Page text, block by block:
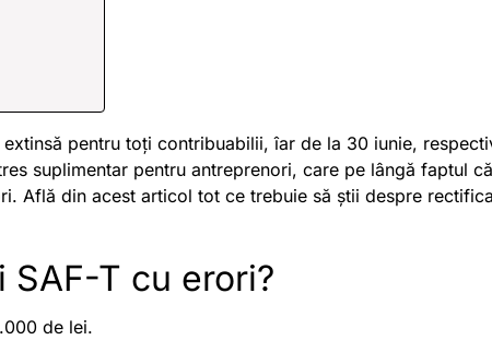
pentru toți contribuabilii, îar de la 30 iunie,
suplimentar pentru antreprenori, care pe lângă faptul
Află din acest articol tot ce trebuie să știi despre
T cu erori?
de lei.